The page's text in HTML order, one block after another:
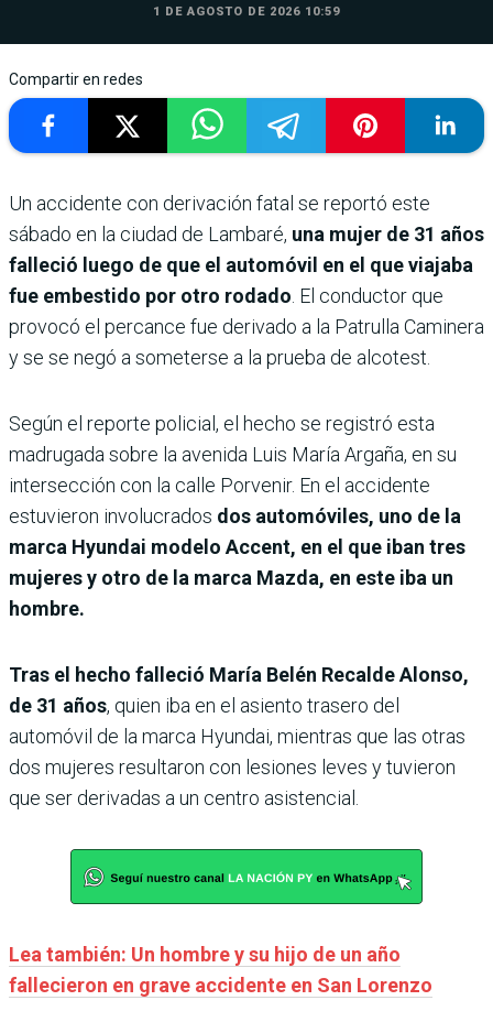
1 DE AGOSTO DE 2026 10:59
Compartir en redes
Un accidente con derivación fatal se reportó este
sábado en la ciudad de Lambaré, una mujer de 31 años
falleció luego de que el automóvil en el que viajaba
fue embestido por otro rodado . El conductor que
provocó el percance fue derivado a la Patrulla Caminera
y se se negó a someterse a la prueba de alcotest.
Según el reporte policial, el hecho se registró esta
madrugada sobre la avenida Luis María Argaña, en su
intersección con la calle Porvenir. En el accidente
estuvieron involucrados dos automóviles, uno de la
marca Hyundai modelo Accent, en el que iban tres
mujeres y otro de la marca Mazda, en este iba un
hombre.
Tras el hecho falleció María Belén Recalde Alonso,
de 31 años, quien iba en el asiento trasero del
automóvil de la marca Hyundai, mientras que las otras
dos mujeres resultaron con lesiones leves y tuvieron
que ser derivadas a un centro asistencial.
Lea también: Un hombre y su hijo de un año
fallecieron en grave accidente en San Lorenzo